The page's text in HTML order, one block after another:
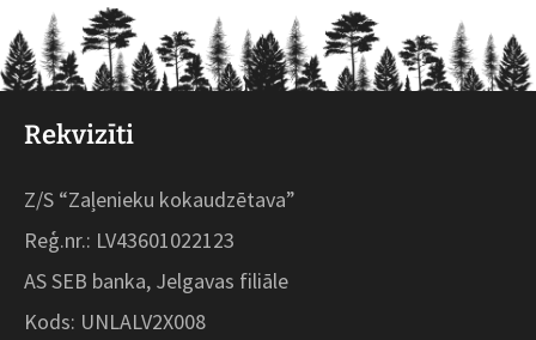
Rekvizīti
Z/S “Zaļenieku kokaudzētava”
Reģ.nr.: LV43601022123
AS SEB banka, Jelgavas filiāle
Kods: UNLALV2X008